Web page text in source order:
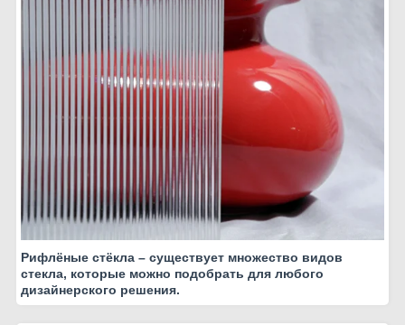
Рифлёные стёкла – существует множество видов
стекла, которые можно подобрать для любого
дизайнерского решения.